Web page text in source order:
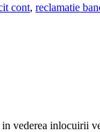
cont, reclamatie
vederea inlocuirii